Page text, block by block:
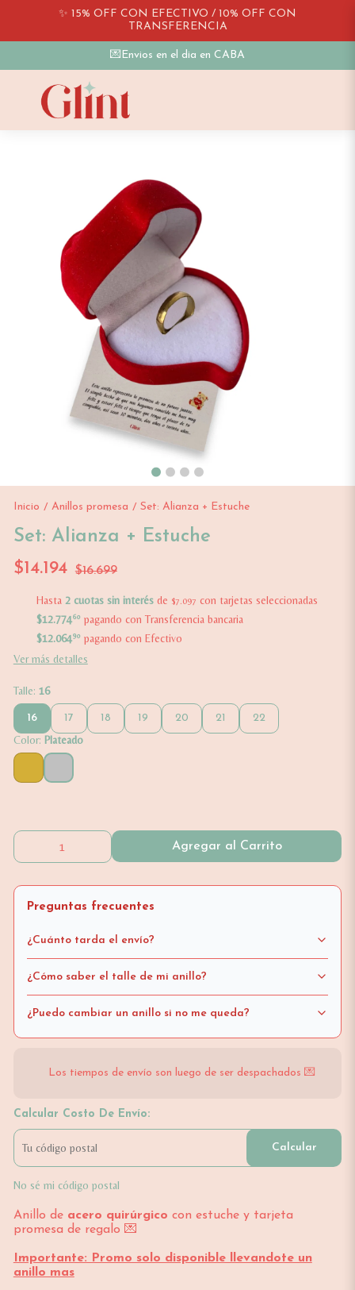
✨ 15% OFF CON EFECTIVO / 10% OFF CON
TRANSFERENCIA
💌Envios en el dia en CABA
Inicio / Anillos promesa / Set: Alianza + Estuche
Set: Alianza + Estuche
$14.194 $16.699
Hasta 2 cuotas sin interésde $7.097 con tarjetas seleccionadas
$12.77460pagando con Transferencia bancaria
$12.06490pagando con Efectivo
Ver más detalles
Talle: 16
16 17 18 19 20 21 22
Color: Plateado
Agregar al Carrito
Preguntas frecuentes
¿Cuánto tarda el envío?
¿Cómo saber el talle de mi anillo?
¿Puedo cambiar un anillo si no me queda?
Los tiempos de envío son luego de ser despachados 💌
Calcular Costo De Envío:
Calcular
No sé mi código postal
Anillo de acero quirúrgico con estuche y tarjeta
promesa de regalo 💌
Importante: Promo solo disponible llevandote un
anillo mas